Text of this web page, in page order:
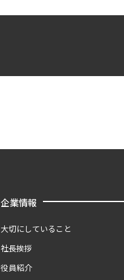
企業情報
大切にしていること
社長挨拶
役員紹介